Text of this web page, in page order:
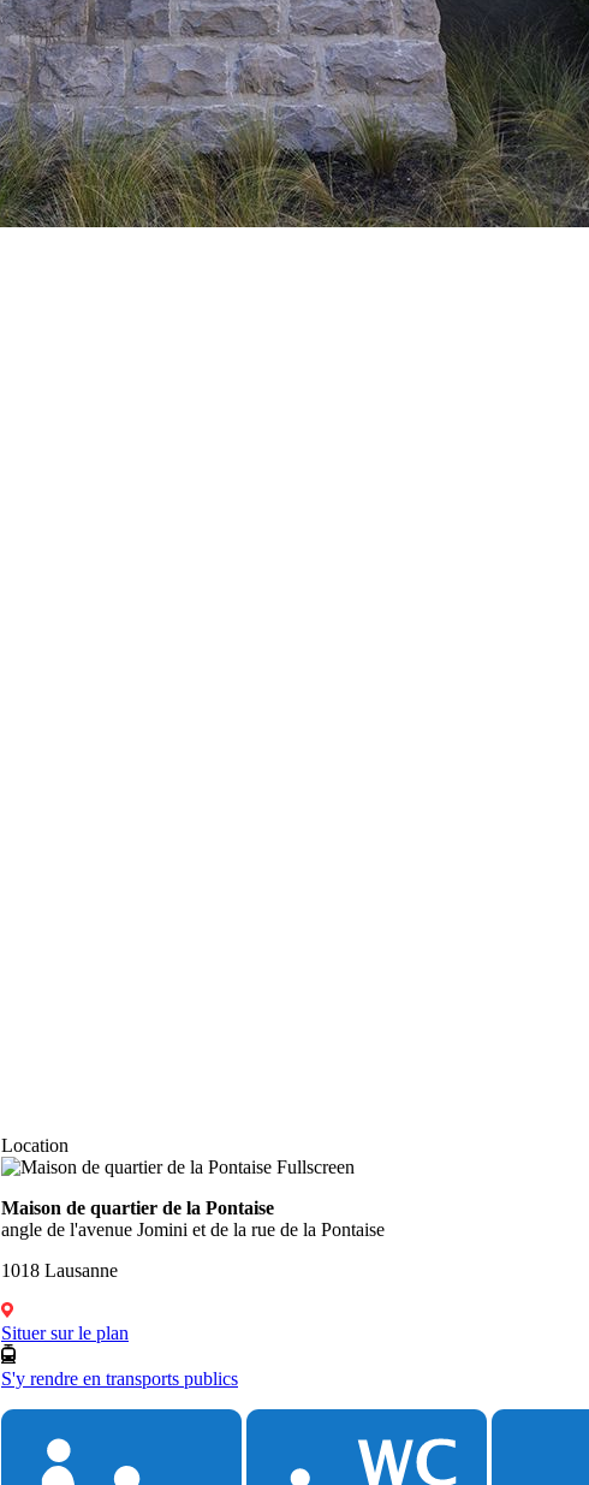
Location
Fullscreen
Maison de quartier de la Pontaise
angle de l'avenue Jomini et de la rue de la Pontaise
1018 Lausanne
Situer sur le plan
S'y rendre en transports publics